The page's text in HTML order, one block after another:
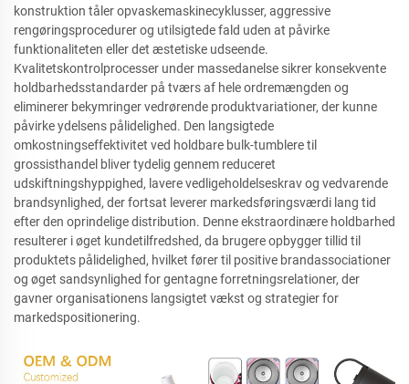
konstruktion tåler opvaskemaskinecyklusser, aggressive
rengøringsprocedurer og utilsigtede fald uden at påvirke
funktionaliteten eller det æstetiske udseende.
Kvalitetskontrolprocesser under massedanelse sikrer konsekvente
holdbarhedsstandarder på tværs af hele ordremængden og
eliminerer bekymringer vedrørende produktvariationer, der kunne
påvirke ydelsens pålidelighed. Den langsigtede
omkostningseffektivitet ved holdbare bulk-tumblere til
grossisthandel bliver tydelig gennem reduceret
udskiftningshyppighed, lavere vedligeholdelseskrav og vedvarende
brandsynlighed, der fortsat leverer markedsføringsværdi lang tid
efter den oprindelige distribution. Denne ekstraordinære holdbarhed
resulterer i øget kundetilfredshed, da brugere opbygger tillid til
produktets pålidelighed, hvilket fører til positive brandassociationer
og øget sandsynlighed for gentagne forretningsrelationer, der
gavner organisationens langsigtet vækst og strategier for
markedspositionering.